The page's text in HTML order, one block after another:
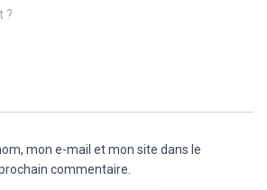
?
mon e-mail et mon site dans le
commentaire.